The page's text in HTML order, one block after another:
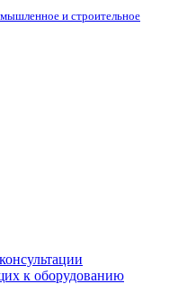
и строительное
к оборудованию